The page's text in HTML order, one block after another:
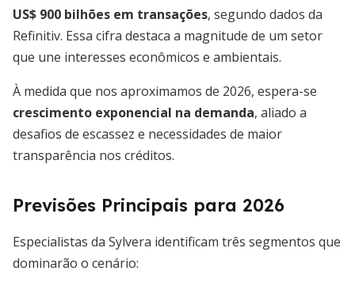
US$ 900 bilhões em transações, segundo dados da
Refinitiv. Essa cifra destaca a magnitude de um setor
que une interesses econômicos e ambientais.
À medida que nos aproximamos de 2026, espera-se
crescimento exponencial na demanda, aliado a
desafios de escassez e necessidades de maior
transparência nos créditos.
Previsões Principais para 2026
Especialistas da Sylvera identificam três segmentos que
dominarão o cenário: